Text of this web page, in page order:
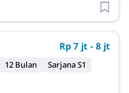
Rp 7 jt - 8 jt
12 Bulan
Sarjana S1